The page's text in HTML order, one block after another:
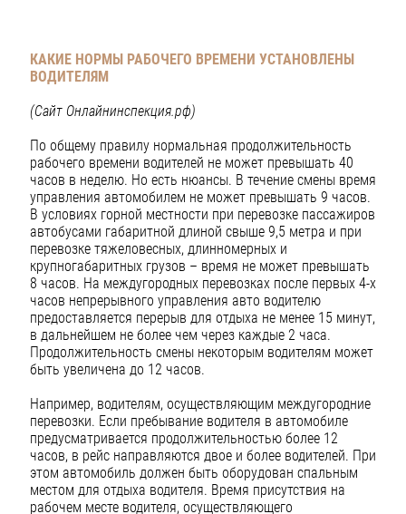
КАКИЕ НОРМЫ РАБОЧЕГО ВРЕМЕНИ УСТАНОВЛЕНЫ
ВОДИТЕЛЯМ
(Сайт Онлайнинспекция.рф)
По общему правилу нормальная продолжительность
рабочего времени водителей не может превышать 40
часов в неделю. Но есть нюансы. В течение смены время
управления автомобилем не может превышать 9 часов.
В условиях горной местности при перевозке пассажиров
автобусами габаритной длиной свыше 9,5 метра и при
перевозке тяжеловесных, длинномерных и
крупногабаритных грузов – время не может превышать
8 часов. На междугородных перевозках после первых 4-х
часов непрерывного управления авто водителю
предоставляется перерыв для отдыха не менее 15 минут,
в дальнейшем не более чем через каждые 2 часа.
Продолжительность смены некоторым водителям может
быть увеличена до 12 часов.
Например, водителям, осуществляющим междугородние
перевозки. Если пребывание водителя в автомобиле
предусматривается продолжительностью более 12
часов, в рейс направляются двое и более водителей. При
этом автомобиль должен быть оборудован спальным
местом для отдыха водителя. Время присутствия на
рабочем месте водителя, осуществляющего